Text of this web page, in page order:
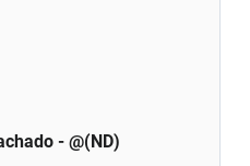
- @(ND)